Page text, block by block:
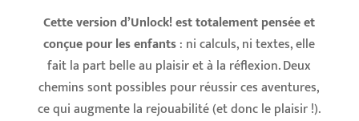
Cette version d’Unlock! est totalement pensée et
conçue pour les enfants: ni calculs, ni textes, elle
fait la part belle au plaisir et à la réflexion. Deux
chemins sont possibles pour réussir ces aventures,
ce qui augmente la rejouabilité (et donc le plaisir !).